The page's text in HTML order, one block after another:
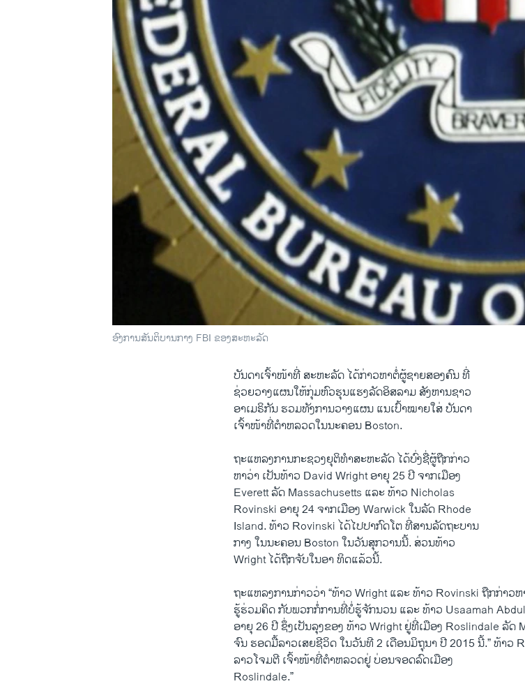
ວິທະຍາສາດ-ເທັກໂນໂລຈີ
ອົງການສັນຕິບານກາງ FBI ຂອງສະຫະລັດ
ບັນດາ​ເຈົ້າ​ໜ້າ​ທີ່ ສະຫະລັດ ​ໄດ້​ກ່າວຫາຕໍ່​ຜູ້​ຊາຍ​ສອງ​ຄົນ ​ທີ່​
ຊ່ວຍ​ວາງ​ແຜນໃຫ້ກຸ່ມ​ຫົວ​ຮຸນ​ແຮງລັດ​ອິສລາມ​ ​ສັງຫານ​ຊາວ
ອ​າ​ເມຣິກັນ ຮວມທັງ​ການວາງ​ແຜນ ແນເປົ້າໝາຍ​ໃສ່ ບັນດາ
​ເຈົ້າໜ້າ​ທີ່ຕຳຫລວດໃນນະຄອນ Boston.
ຖະ​ແຫລ​ງການກະຊວງ​ຍຸຕິ​ທຳສະຫະລັດ ​ໄດ້​ບົ່ງ​ຊື່​ຜູ້​ຖືກ​ກ່າວ
​ຫາ​ວ່າ ​ເປັນ​ທ້າວ David Wright ອາຍຸ 25 ປີ ຈາກ​ເມືອງ
Everett ລັດ Massachusetts ​ແລະ ​ທ້າວ Nicholas
Rovinski ອາຍຸ 24 ຈາກ​ເມືອງ Warwick ໃນລັດ Rhode
Island​. ທ້າວ Rovinski ​ໄດ້​ໄປປາກົດ​ໂຕ​ ທີ່​ສານລັດຖະບານ
​ກາງ ​ໃນ​ນະຄອນ Boston ​ໃນ​ວັນ​ສຸກ​ວານ​ນີ້. ສ່ວນທ້າວ
Wright ​ໄດ້​ຖືກ​ຈັບໃນ​ອາ ທິດ​ແລ້ວ​ນີ້.
ຖະ​ແຫລ​ງການ​ກ່າວ​ວ່າ “ທ້າວ Wright ​ແລະ ​ທ້າວ Rovinski ຖືກ​ກ່າວ
ຮູ້ຮ່ວມຄິດ ກັບພວກກໍ່ການທີ່ບໍ່ຮູ້ຈັກນວນ ​ແລະ ທ້າວ Usaamah
ອາຍຸ 26 ປີ ​ຊຶ່ງເປັນລຸງຂອງ ທ້າວ Wright ຢູ່​ທີ່ເມືອ​ງ Roslindale ລັດ
ຈົນ ​ຮອດມື້​ລາວເສຍ​ຊີວິດ ​ໃນ​ວັນ​ທີ 2 ​ເດືອນມິຖຸນາ ປີ 2015 ນີ້.” ທ້າວ
ລາວ​ໂຈມ​ຕີ ​ເຈົ້າ​ໜ້າ​ທີ່​ຕຳຫລວດ​ຢູ່ ບ່ອນ​ຈອດ​ລົ​ດ​ເມືອງ
Roslindale.”